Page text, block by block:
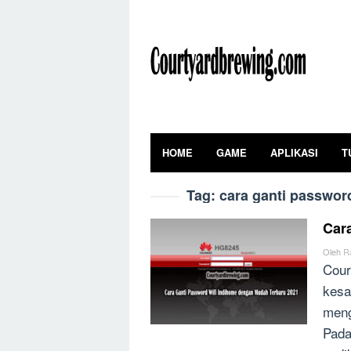
content
HOME GAME APLIKASI
Tag: cara ganti
Oleh